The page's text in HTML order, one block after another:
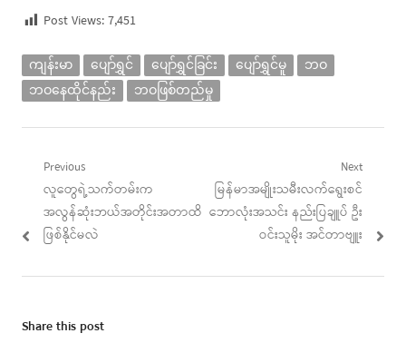
Post Views:7,451
ကျန်းမာ ပျော်ရွှင် ပျော်ရွှင်ခြင်း ပျော်ရွှင်မူ
ဘဝ
ဘဝနေထိုင်နည်း
ဘဝဖြစ်တည်မှု
Post
navigation
Previous
Previous
post:
လူတွေရဲ့သက်တမ်းက
အလွန်ဆုံးဘယ်အတိုင်းအတာထိ
ဖြစ်နိုင်မလဲ
Next
Next
post:
မြန်မာအမျိုးသမီးလက်ရွေးစင်
ဘောလုံးအသင်း နည်းပြချူပ် ဦး
ဝင်းသူမိုး အင်တာဗျူး
Share this post